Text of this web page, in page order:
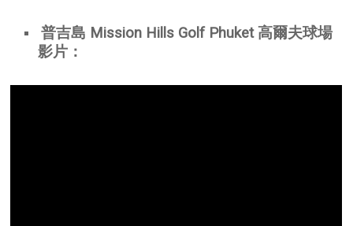
普吉島 Mission Hills Golf Phuket 高爾夫球場
影片：